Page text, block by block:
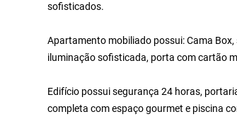
sofisticados.
Apartamento mobiliado possui: Cama
iluminação sofisticada, porta com cartão
Edifício possui segurança 24 horas,
completa com espaço gourmet e piscina